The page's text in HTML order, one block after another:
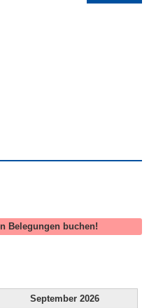
Belegungen buchen!
September 2026